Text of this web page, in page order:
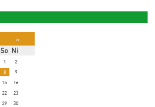
»
So Ni
1
2
8
9
15
16
22
23
29 30